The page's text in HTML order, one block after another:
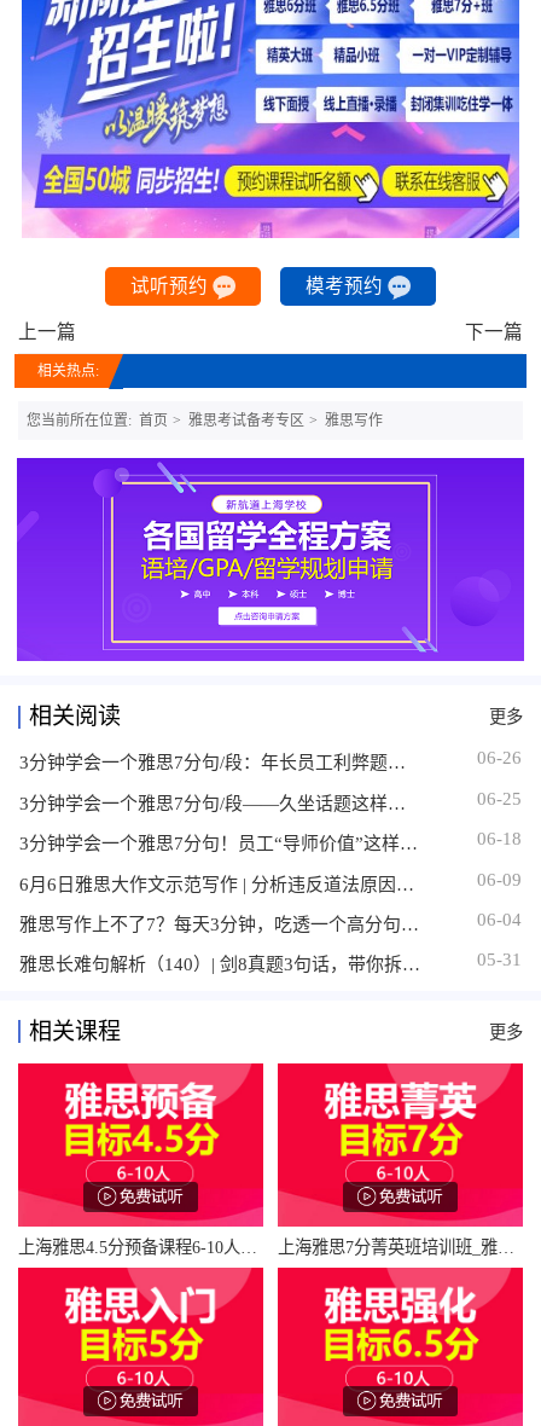
试听预约 模考预约
上一篇 下一篇
相关热点:
您当前所在位置: 首页 雅思考试备考专区 雅思写作
相关阅读 更多
3分钟学会一个雅思7分句/段：年长员工利弊题，如何写出让考官眼前一亮的让步+收尾？ 06-26
3分钟学会一个雅思7分句/段——久坐话题这样写，词汇语法双提芬 06-25
3分钟学会一个雅思7分句！员工“导师价值”这样写，考官直接给高分 06-18
6月6日雅思大作文示范写作 | 分析违反道法原因及对策 06-09
雅思写作上不了7？每天3分钟，吃透一个高分句型，拒绝无效刷题 06-04
雅思长难句解析（140）| 剑8真题3句话，带你拆透“主句+介短+定从”嵌套结构 05-31
相关课程 更多
上海雅思4.5分预备课程6-10人培训班_雅思4.5分预备课程6-10人辅导班多少钱_雅思4.5分预备课程6-10人班哪家好 上海雅思7分菁英班培训班_雅思7分菁英班辅导班多少钱_雅思7分菁英班班哪家好